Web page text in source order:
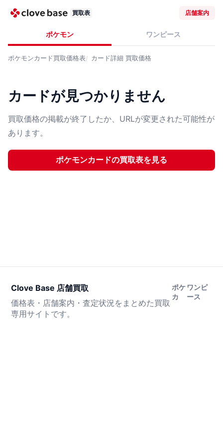
買取表 店舗案内
ポケモン ワンピース
ポケモンカード買取価格表 カード詳細 買取価格
カードが見つかりません
買取価格の掲載が終了したか、URLが変更された可能性が
あります。
ポケモンカードの買取表を見る
Clove Base 店舗買取
価格表・店舗案内・査定状況をまとめた買取
専用サイトです。
ポケ
カ
ワンピ
ース